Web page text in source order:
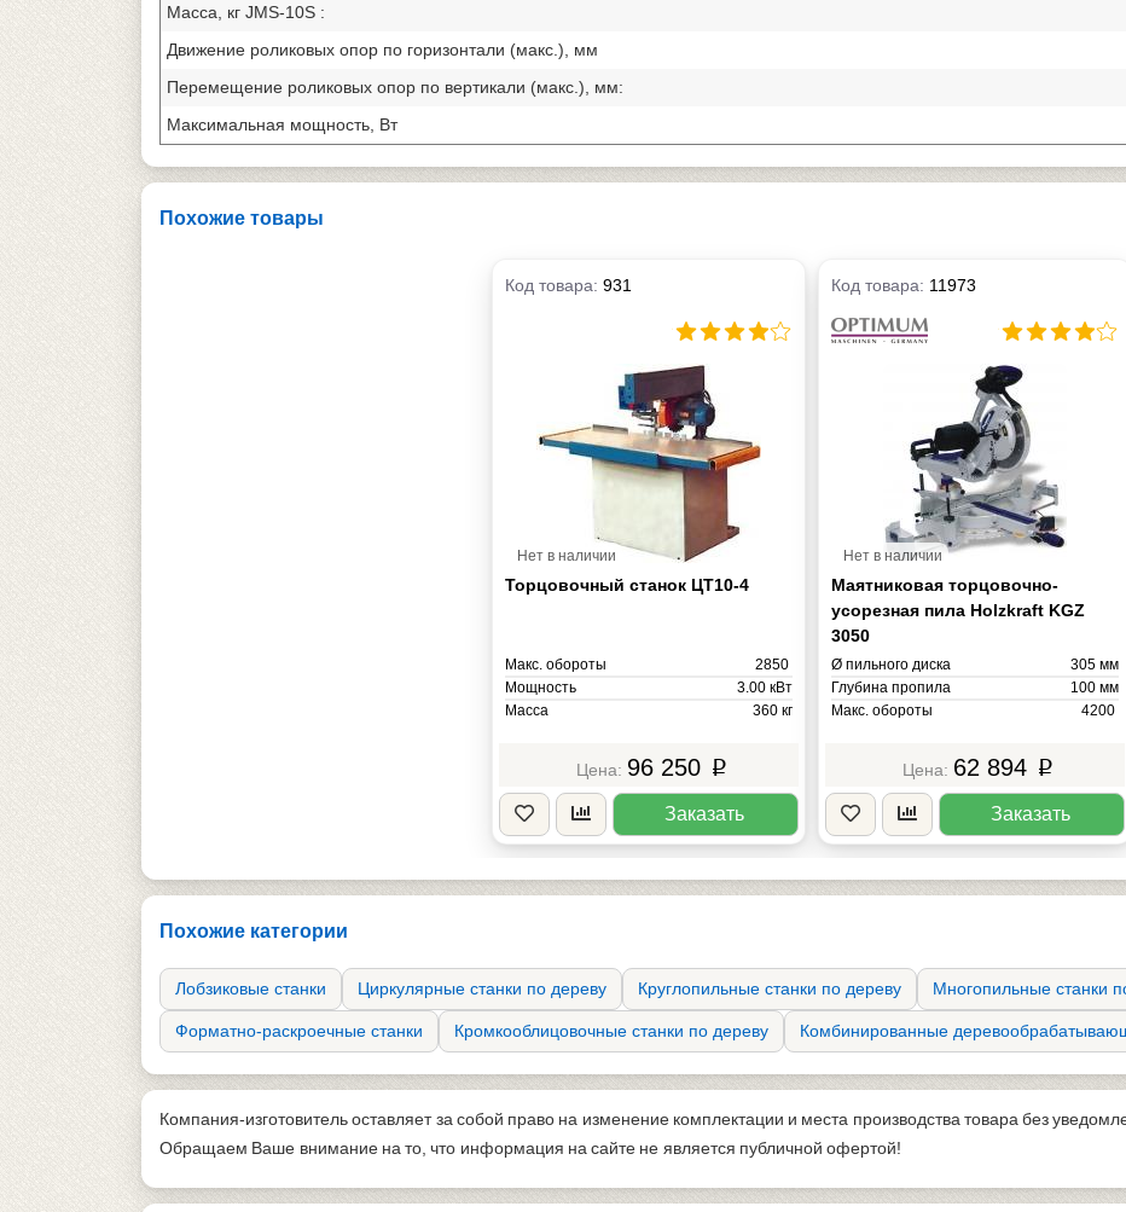
Масса, кг JMS-10S :
Движение роликовых опор по горизонтали (макс.), мм
Перемещение роликовых опор по вертикали (макс.), мм:
Максимальная мощность, Вт
Похожие товары
Код товара: 931
Нет в наличии
Торцовочный станок ЦТ10-4
Макс. обороты
2850
Мощность
3.00 кВт
Масса
360 кг
96 250 p
Заказать
Код товара: 11973
Нет в наличии
Маятниковая торцовочно-
усорезная пила Holzkraft KGZ
3050
Ø пильного диска
305 мм
Глубина пропила
100 мм
Макс. обороты
4200
62 894 p
Заказать
Похожие категории
Лобзиковые станки Циркулярные станки по дереву Круглопильные станки по дереву Многопильные станки
Форматно-раскроечные станки Кромкооблицовочные станки по дереву Комбинированные
Компания-изготовитель оставляет за собой право на изменение комплектации и места производства товара без
Обращаем Ваше внимание на то, что информация на сайте не является публичной офертой!